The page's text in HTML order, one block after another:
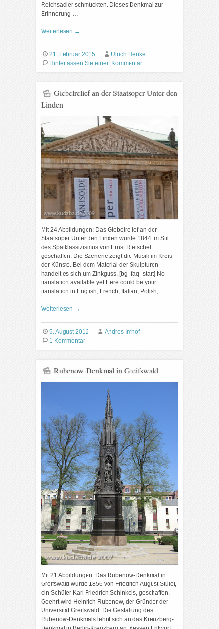
Reichsadler schmückten. Dieses Denkmal zur
Erinnerung …
Weiterlesen →
21. Februar 2015
Ulrich Henke
Hinterlassen Sie einen Kommentar
Giebelrelief an der Staatsoper Unter den
Linden
Mit 24 Abbildungen: Das Giebelrelief an der
Staatsoper Unter den Linden wurde 1844 im Stil
des Spätklassizismus von Ernst Rietschel
geschaffen. Die Szenerie zeigt die Musik im Kreis
der Künste. Bei dem Material der Skulpturen
handelt es sich um Zinkguss. [bg_faq_start] No
translation available yet Here could be your
translation in English, French, Italian, Polish, …
Weiterlesen →
5. August 2012
Andres Imhof
1 Kommentar
Rubenow-Denkmal in Greifswald
Mit 21 Abbildungen: Das Rubenow-Denkmal in
Greifswald wurde 1856 von Friedrich August Stüler,
ein Schüler Karl Friedrich Schinkels, geschaffen.
Geehrt wird Heinrich Rubenow, der Gründer der
Universität Greifswald. Die Gestaltung des
Rubenow-Denkmals lehnt sich an das Kreuzberg-